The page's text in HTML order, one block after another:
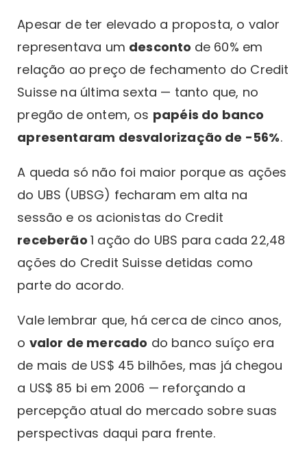
Apesar de ter elevado a proposta, o valor
representava um desconto de 60% em
relação ao preço de fechamento do Credit
Suisse na última sexta — tanto que, no
pregão de ontem, os papéis do banco
apresentaram desvalorização de -56%.
A queda só não foi maior porque as ações
do UBS (UBSG) fecharam em alta na
sessão e os acionistas do Credit
receberão1 ação do UBS para cada 22,48
ações do Credit Suisse detidas como
parte do acordo.
Vale lembrar que, há cerca de cinco anos,
o valor de mercado do banco suíço era
de mais de US$ 45 bilhões, mas já chegou
a US$ 85 bi em 2006 — reforçando a
percepção atual do mercado sobre suas
perspectivas daqui para frente.